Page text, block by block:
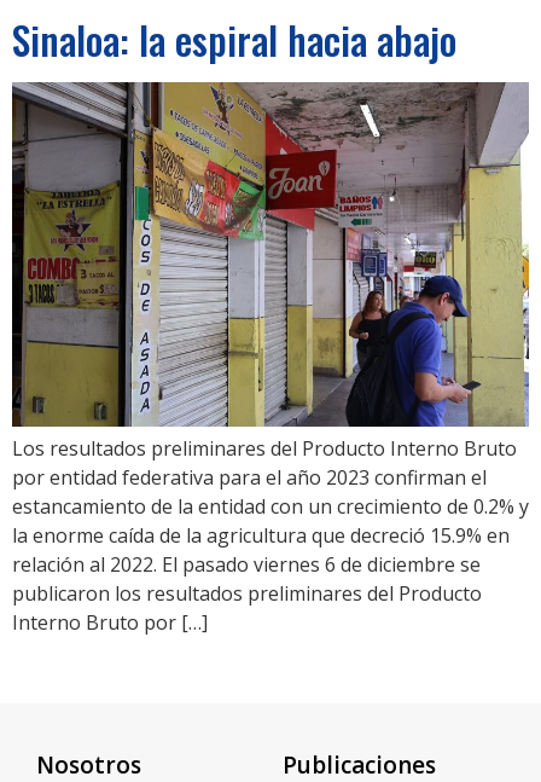
Sinaloa: la espiral hacia abajo
Los resultados preliminares del Producto Interno Bruto
por entidad federativa para el año 2023 confirman el
estancamiento de la entidad con un crecimiento de 0.2% y
la enorme caída de la agricultura que decreció 15.9% en
relación al 2022. El pasado viernes 6 de diciembre se
publicaron los resultados preliminares del Producto
Interno Bruto por […]
Nosotros Publicaciones